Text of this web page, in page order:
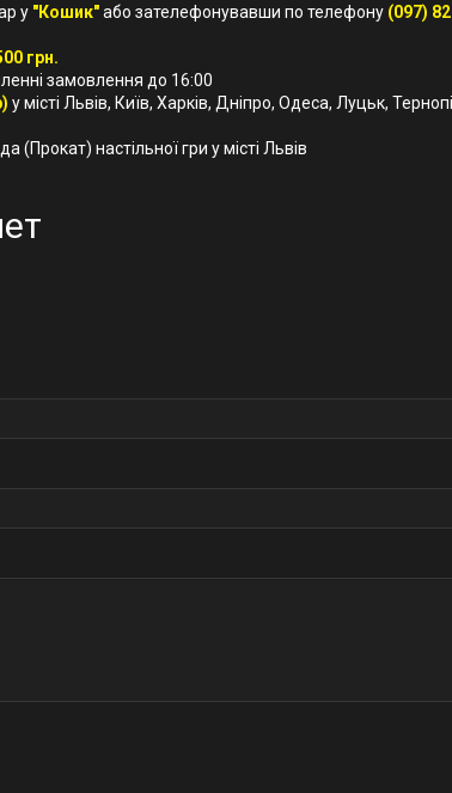
у "Кошик"або зателефонувавши по телефону (097)
грн.
замовлення до 16:00
у місті Львів, Київ, Харків, Дніпро, Одеса, Луцьк,
(Прокат) настільної гри у місті Львів